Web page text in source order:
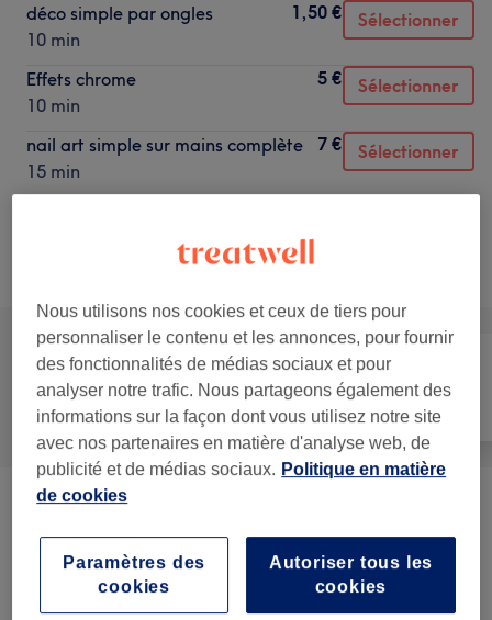
déco simple par ongles
10 min
1,50 € Sélectionner
Effets chrome
10 min
5 € Sélectionner
nail art simple sur mains complète
15 min
7 € Sélectionner
Ce n'est pas ce que vous recherchiez ?
Manucure et
Beauté des pieds
Pose De Faux Ongles
Manucure (6) à partir de 18 €
Nous utilisons nos cookies et ceux de tiers pour
personnaliser le contenu et les annonces, pour fournir
des fonctionnalités de médias sociaux et pour
analyser notre trafic. Nous partageons également des
informations sur la façon dont vous utilisez notre site
avec nos partenaires en matière d'analyse web, de
publicité et de médias sociaux. Politique en matière
de cookies
Autoriser tous les
cookies
Paramètres des
cookies